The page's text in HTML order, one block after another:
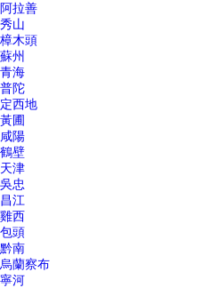
阿拉善
秀山
樟木頭
蘇州
青海
普陀
定西地
黃圃
咸陽
鶴壁
天津
吳忠
昌江
雞西
包頭
黔南
烏蘭察布
寧河